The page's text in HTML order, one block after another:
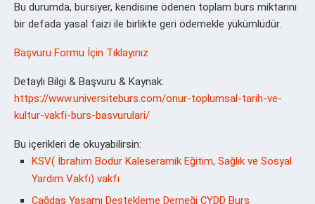
Bu durumda, bursiyer, kendisine ödenen toplam burs miktarını
bir defada yasal faizi ile birlikte geri ödemekle yükümlüdür.
Başvuru Formu İçin Tıklayınız
Detaylı Bilgi & Başvuru & Kaynak:
https://www.universiteburs.com/onur-toplumsal-tarih-ve-
kultur-vakfi-burs-basvurulari/
Bu içerikleri de okuyabilirsin:
KSV( İbrahim Bodur Kaleseramik Eğitim, Sağlık ve Sosyal
Yardım Vakfı) vakfı
Çağdaş Yaşamı Destekleme Derneği ÇYDD Burs